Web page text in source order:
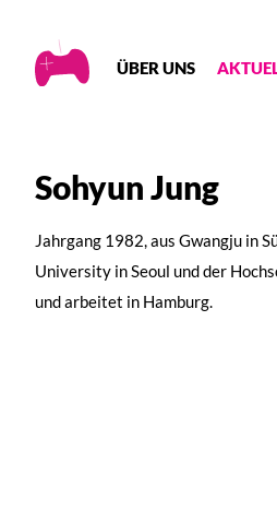
Creative
Gaming
ÜBER UNS
Sohyun Jung
Jahrgang 1982, aus Gwangju in
University in Seoul und der
und arbeitet in Hamburg.